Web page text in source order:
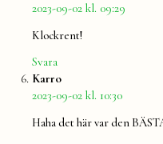
2023-09-02 kl. 09:29
Klockrent!
Svara
Karrosäger:
2023-09-02 kl. 10:30
Haha det här var den